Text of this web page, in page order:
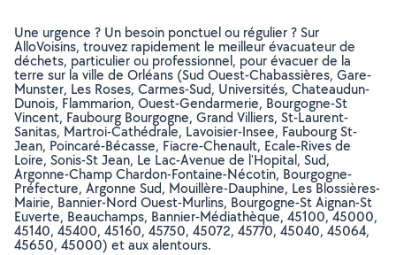
Une urgence ? Un besoin ponctuel ou régulier ? Sur
AlloVoisins, trouvez rapidement le meilleur évacuateur de
déchets, particulier ou professionnel, pour évacuer de la
terre sur la ville de Orléans (Sud Ouest-Chabassières, Gare-
Munster, Les Roses, Carmes-Sud, Universités, Chateaudun-
Dunois, Flammarion, Ouest-Gendarmerie, Bourgogne-St
Vincent, Faubourg Bourgogne, Grand Villiers, St-Laurent-
Sanitas, Martroi-Cathédrale, Lavoisier-Insee, Faubourg St-
Jean, Poincaré-Bécasse, Fiacre-Chenault, Ecale-Rives de
Loire, Sonis-St Jean, Le Lac-Avenue de l'Hopital, Sud,
Argonne-Champ Chardon-Fontaine-Nécotin, Bourgogne-
Préfecture, Argonne Sud, Mouillère-Dauphine, Les Blossières-
Mairie, Bannier-Nord Ouest-Murlins, Bourgogne-St Aignan-St
Euverte, Beauchamps, Bannier-Médiathèque, 45100, 45000,
45140, 45400, 45160, 45750, 45072, 45770, 45040, 45064,
45650, 45000) et aux alentours.